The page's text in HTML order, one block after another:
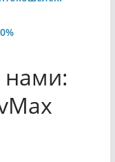
нами: